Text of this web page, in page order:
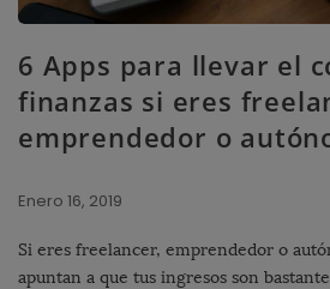
6 Apps para llevar el
finanzas si eres
emprendedor o
Enero 16, 2019
Si eres freelancer, emprendedor o
apuntan a que tus ingresos son